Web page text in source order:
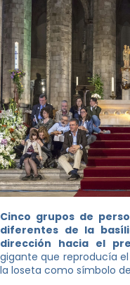
Cinco grupos de
diferentes de la
dirección hacia el
gigante que reproducía
la loseta como símbolo